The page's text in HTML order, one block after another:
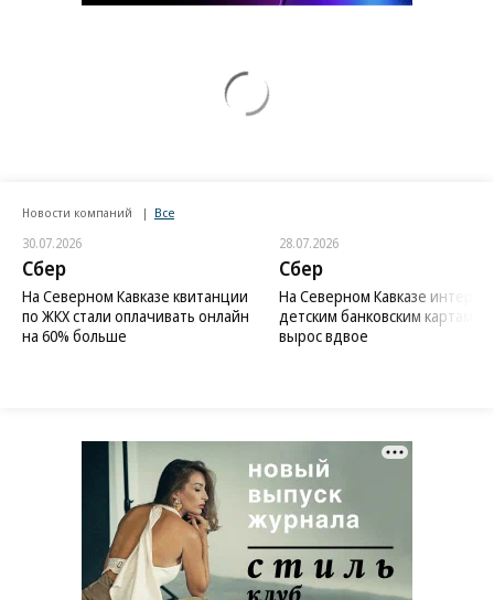
Новости компаний Все
30.07.2026
Сбер
На Северном Кавказе квитанции
по ЖКХ стали оплачивать онлайн
на 60% больше
28.07.2026
Сбер
На Северном Кавказе интерес
детским банковским картам
вырос вдвое